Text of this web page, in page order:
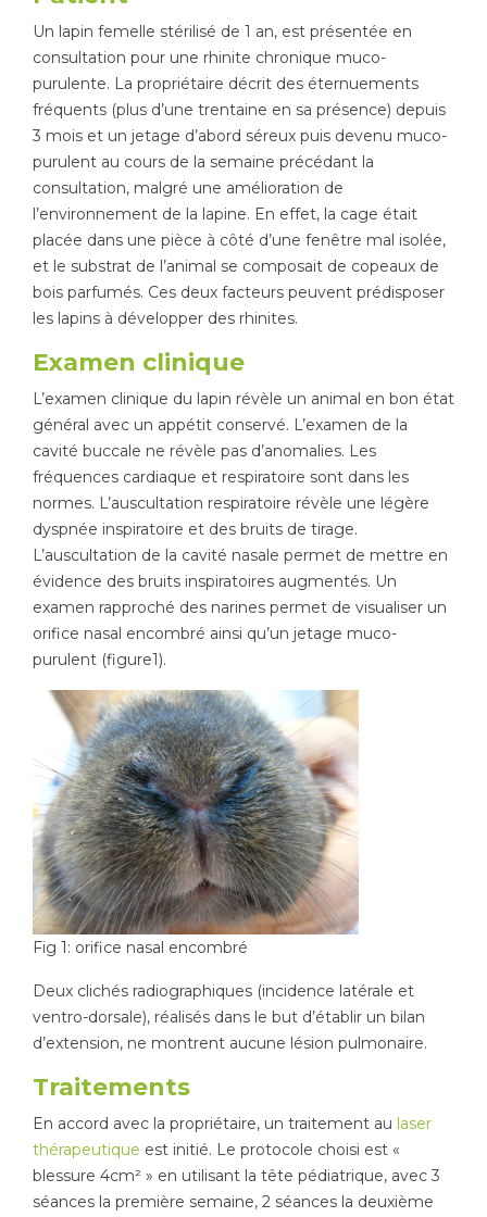
Un lapin femelle stérilisé de 1 an, est présentée en
consultation pour une rhinite chronique muco-
purulente. La propriétaire décrit des éternuements
fréquents (plus d’une trentaine en sa présence) depuis
3 mois et un jetage d’abord séreux puis devenu muco-
purulent au cours de la semaine précédant la
consultation, malgré une amélioration de
l’environnement de la lapine. En effet, la cage était
placée dans une pièce à côté d’une fenêtre mal isolée,
et le substrat de l’animal se composait de copeaux de
bois parfumés. Ces deux facteurs peuvent prédisposer
les lapins à développer des rhinites.
Examen clinique
L’examen clinique du lapin révèle un animal en bon état
général avec un appétit conservé. L’examen de la
cavité buccale ne révèle pas d’anomalies. Les
fréquences cardiaque et respiratoire sont dans les
normes. L’auscultation respiratoire révèle une légère
dyspnée inspiratoire et des bruits de tirage.
L’auscultation de la cavité nasale permet de mettre en
évidence des bruits inspiratoires augmentés. Un
examen rapproché des narines permet de visualiser un
orifice nasal encombré ainsi qu’un jetage muco-
purulent (figure1).
Fig 1: orifice nasal encombré
Deux clichés radiographiques (incidence latérale et
ventro-dorsale), réalisés dans le but d’établir un bilan
d’extension, ne montrent aucune lésion pulmonaire.
Traitements
En accord avec la propriétaire, un traitement au laser
thérapeutique est initié. Le protocole choisi est «
blessure 4cm² » en utilisant la tête pédiatrique, avec 3
séances la première semaine, 2 séances la deuxième
Tapis de course
Analyse biomécanique
Les packs kiné